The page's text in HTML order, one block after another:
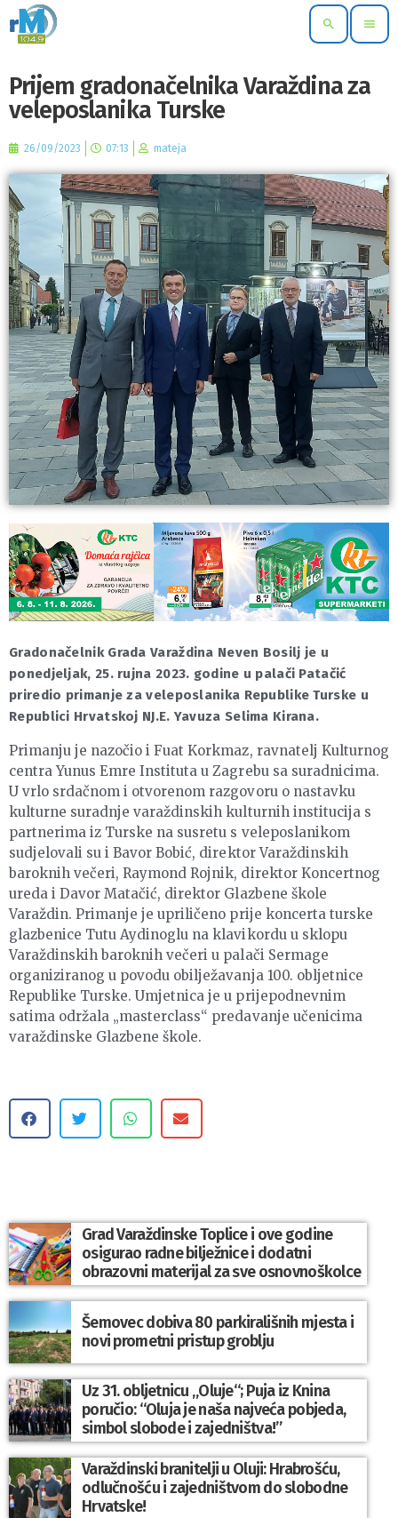
search menu
Prijem gradonačelnika Varaždina za
veleposlanika Turske
26/09/2023 07:13 mateja
Gradonačelnik Grada Varaždina Neven Bosilj je u
ponedjeljak, 25. rujna 2023. godine u palači Patačić
priredio primanje za veleposlanika Republike Turske u
Republici Hrvatskoj NJ.E. Yavuza Selima Kirana.
Primanju je nazočio i Fuat Korkmaz, ravnatelj Kulturnog
centra Yunus Emre Instituta u Zagrebu sa suradnicima.
U vrlo srdačnom i otvorenom razgovoru o nastavku
kulturne suradnje varaždinskih kulturnih institucija s
partnerima iz Turske na susretu s veleposlanikom
sudjelovali su i Bavor Bobić, direktor Varaždinskih
baroknih večeri, Raymond Rojnik, direktor Koncertnog
ureda i Davor Matačić, direktor Glazbene škole
Varaždin. Primanje je upriličeno prije koncerta turske
glazbenice Tutu Aydinoglu na klavikordu u sklopu
Varaždinskih baroknih večeri u palači Sermage
organiziranog u povodu obilježavanja 100. obljetnice
Republike Turske. Umjetnica je u prijepodnevnim
satima održala „masterclass“ predavanje učenicima
varaždinske Glazbene škole.
Grad Varaždinske Toplice i ove godine
osigurao radne bilježnice i dodatni
obrazovni materijal za sve osnovnoškolce
Šemovec dobiva 80 parkirališnih mjesta i
novi prometni pristup groblju
Uz 31. obljetnicu „Oluje“; Puja iz Knina
poručio: “Oluja je naša najveća pobjeda,
simbol slobode i zajedništva!”
Varaždinski branitelji u Oluji: Hrabrošću,
odlučnošću i zajedništvom do slobodne
Hrvatske!